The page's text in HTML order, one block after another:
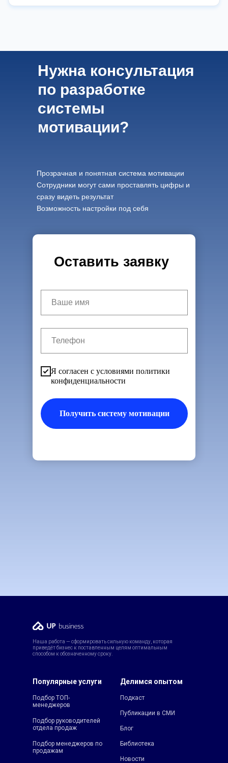
Нужна консультация
по разработке
системы
мотивации?
Я согласен с условиями политики
конфиденциальности
Получить систему мотивации
Прозрачная и понятная система мотивации
Сотрудники могут сами проставлять цифры и
сразу видеть результат
Возможность настройки под себя
Оставить заявку
Делимся опытом
Подкаст
Публикации в СМИ
Блог
Библиотека
Новости
Популярные услуги
Подбор ТОП-
менеджеров
Подбор руководителей
отдела продаж
Подбор менеджеров по
продажам
Наша работа — сформировать сильную команду, которая
приведёт бизнес к поставленным целям оптимальным
способом к обозначенному сроку.